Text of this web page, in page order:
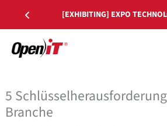
Inhalt
springen
[EXHIBITING] EXPO
5
Branche